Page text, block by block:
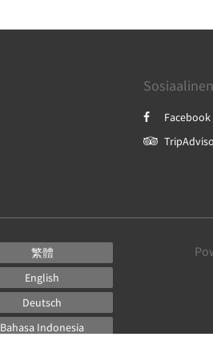
Facebook
繁體
English
Deutsch
Bahasa Indonesia